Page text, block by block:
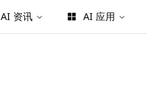
AI 资讯 AI 应用